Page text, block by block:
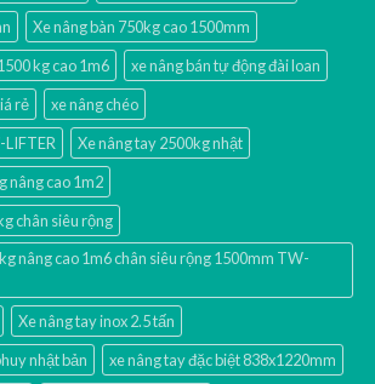
Xe nâng bàn 750kg cao 1500mm
kg cao 1m6
xe nâng bán tự động đài loan
rẻ
xe nâng chéo
LIFTER
Xe nâng tay 2500kg nhật
nâng cao 1m2
chân siêu rộng
nâng cao 1m6 chân siêu rộng 1500mm TW-
Xe nâng tay inox 2.5 tấn
nhật bản
xe nâng tay đặc biệt 838x1220mm